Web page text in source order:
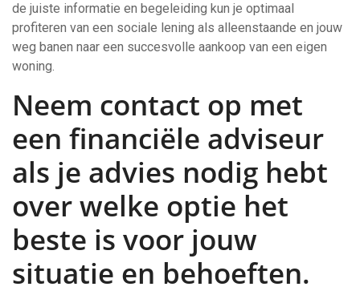
de juiste informatie en begeleiding kun je optimaal
profiteren van een sociale lening als alleenstaande en jouw
weg banen naar een succesvolle aankoop van een eigen
woning.
Neem contact op met
een financiële adviseur
als je advies nodig hebt
over welke optie het
beste is voor jouw
situatie en behoeften.